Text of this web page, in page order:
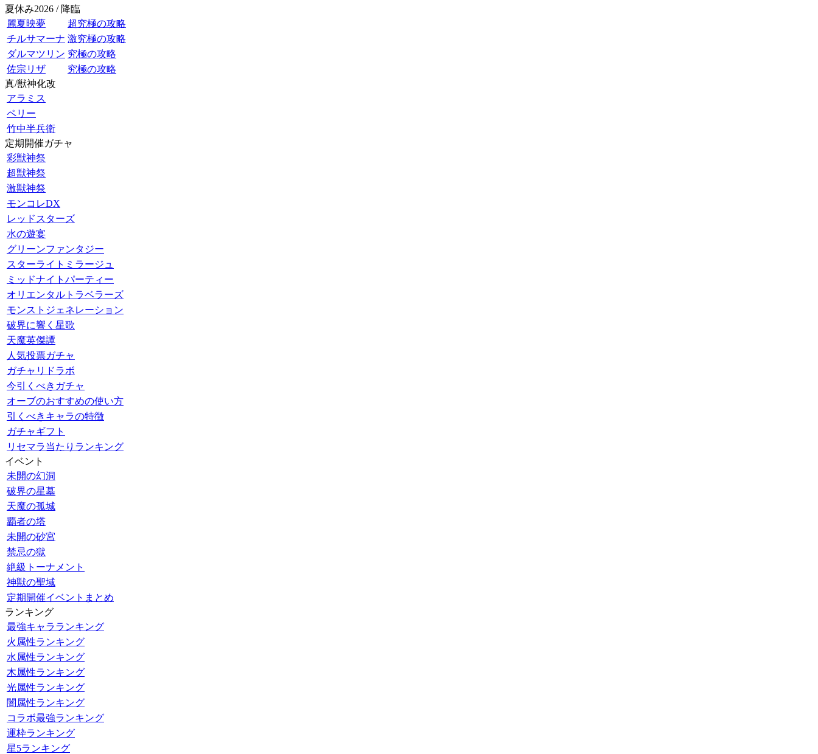
夏休み2026 / 降臨
麗夏映夢
超究極の攻略
チルサマーナ 激究極の攻略
ダルマツリン 究極の攻略
佐宗リザ
究極の攻略
真/獣神化改
アラミス
ペリー
竹中半兵衛
定期開催ガチャ
彩獣神祭
超獣神祭
激獣神祭
モンコレDX
レッドスターズ
水の遊宴
グリーンファンタジー
スターライトミラージュ
ミッドナイトパーティー
オリエンタルトラベラーズ
モンストジェネレーション
破界に響く星歌
天魔英傑譚
人気投票ガチャ
ガチャリドラボ
今引くべきガチャ
オーブのおすすめの使い方
引くべきキャラの特徴
ガチャギフト
リセマラ当たりランキング
イベント
未開の幻洞
破界の星墓
天魔の孤城
覇者の塔
未開の砂宮
禁忌の獄
絶級トーナメント
神獣の聖域
定期開催イベントまとめ
ランキング
最強キャラランキング
火属性ランキング
水属性ランキング
木属性ランキング
光属性ランキング
闇属性ランキング
コラボ最強ランキング
運枠ランキング
星5ランキング